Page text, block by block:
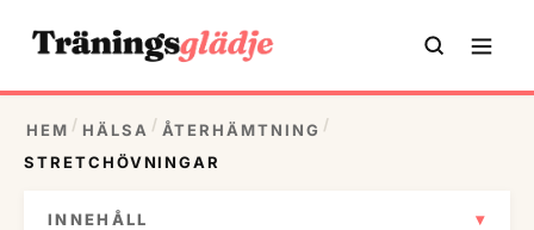
HEM / HÄLSA / ÅTERHÄMTNING /
STRETCHÖVNINGAR
INNEHÅLL ▾